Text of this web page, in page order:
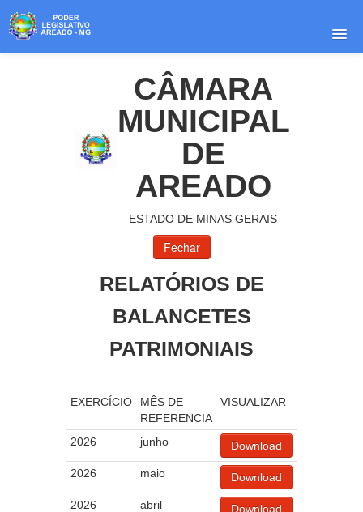
ACESSO A INFORMAÇÃO
RESPONSABILIDADE SOCIAL
PUBLICIDADE
CÂMARA
MUNICIPAL
DE
AREADO
ESTADO DE MINAS GERAIS
RELATÓRIOS DE
BALANCETES
PATRIMONIAIS
EXERCÍCIO
MÊS DE
REFERENCIA
VISUALIZAR
2026 junho Download
2026 maio Download
2026 abril Download